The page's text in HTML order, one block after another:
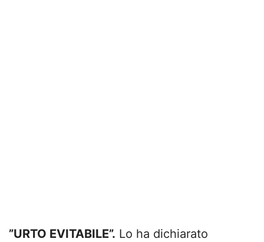
”URTO EVITABILE”. Lo ha dichiarato